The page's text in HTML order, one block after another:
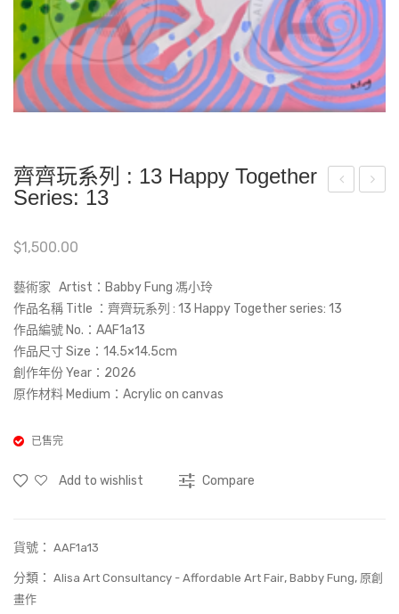
Lon
齊齊玩系列 : 13 Happy Together
Series: 13
$1,500.00
藝術家 Artist：Babby Fung 馮小玲
作品名稱 Title ：齊齊玩系列 : 13 Happy Together series: 13
作品編號 No.：AAF1a13
作品尺寸 Size：14.5×14.5cm
創作年份 Year：2026
原作材料 Medium：Acrylic on canvas
已售完
Add to wishlist Compare
貨號： AAF1a13
分類： Alisa Art Consultancy - Affordable Art Fair, Babby Fung, 原創
畫作